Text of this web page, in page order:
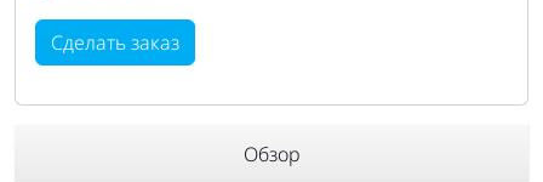
Сделать заказ
Обзор